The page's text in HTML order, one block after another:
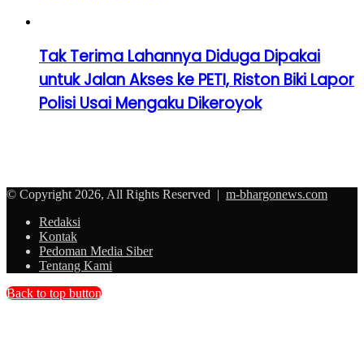
Tak Terima Lahannya Diduga Dipakai
untuk Jalan Akses ke PETI, Riston Biki Lapor
Polisi Usai Mengaku Dikeroyok
© Copyright 2026, All Rights Reserved | m-bhargonews.com
Redaksi
Kontak
Pedoman Media Siber
Tentang Kami
Back to top button